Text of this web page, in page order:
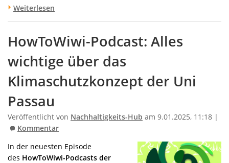
Weiterlesen
HowToWiwi-Podcast: Alles
wichtige über das
Klimaschutzkonzept der Uni
Passau
Veröffentlicht von Nachhaltigkeits-Hub am 9.01.2025, 11:18 |
Kommentar
In der neuesten Episode
des HowToWiwi-Podcasts der